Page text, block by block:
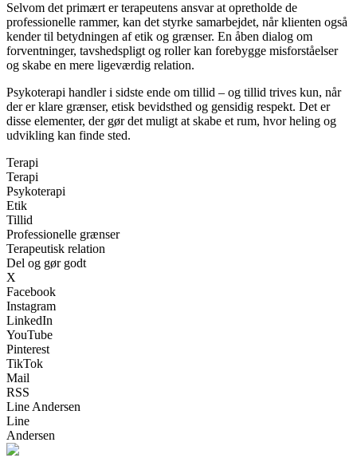
Selvom det primært er terapeutens ansvar at opretholde de
professionelle rammer, kan det styrke samarbejdet, når klienten også
kender til betydningen af etik og grænser. En åben dialog om
forventninger, tavshedspligt og roller kan forebygge misforståelser
og skabe en mere ligeværdig relation.
Psykoterapi handler i sidste ende om tillid – og tillid trives kun, når
der er klare grænser, etisk bevidsthed og gensidig respekt. Det er
disse elementer, der gør det muligt at skabe et rum, hvor heling og
udvikling kan finde sted.
Terapi
Terapi
Psykoterapi
Etik
Tillid
Professionelle grænser
Terapeutisk relation
Del og gør godt
X
Facebook
Instagram
LinkedIn
YouTube
Pinterest
TikTok
Mail
RSS
Line Andersen
Line
Andersen